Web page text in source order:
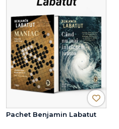
Pachet Benjamin Labatut